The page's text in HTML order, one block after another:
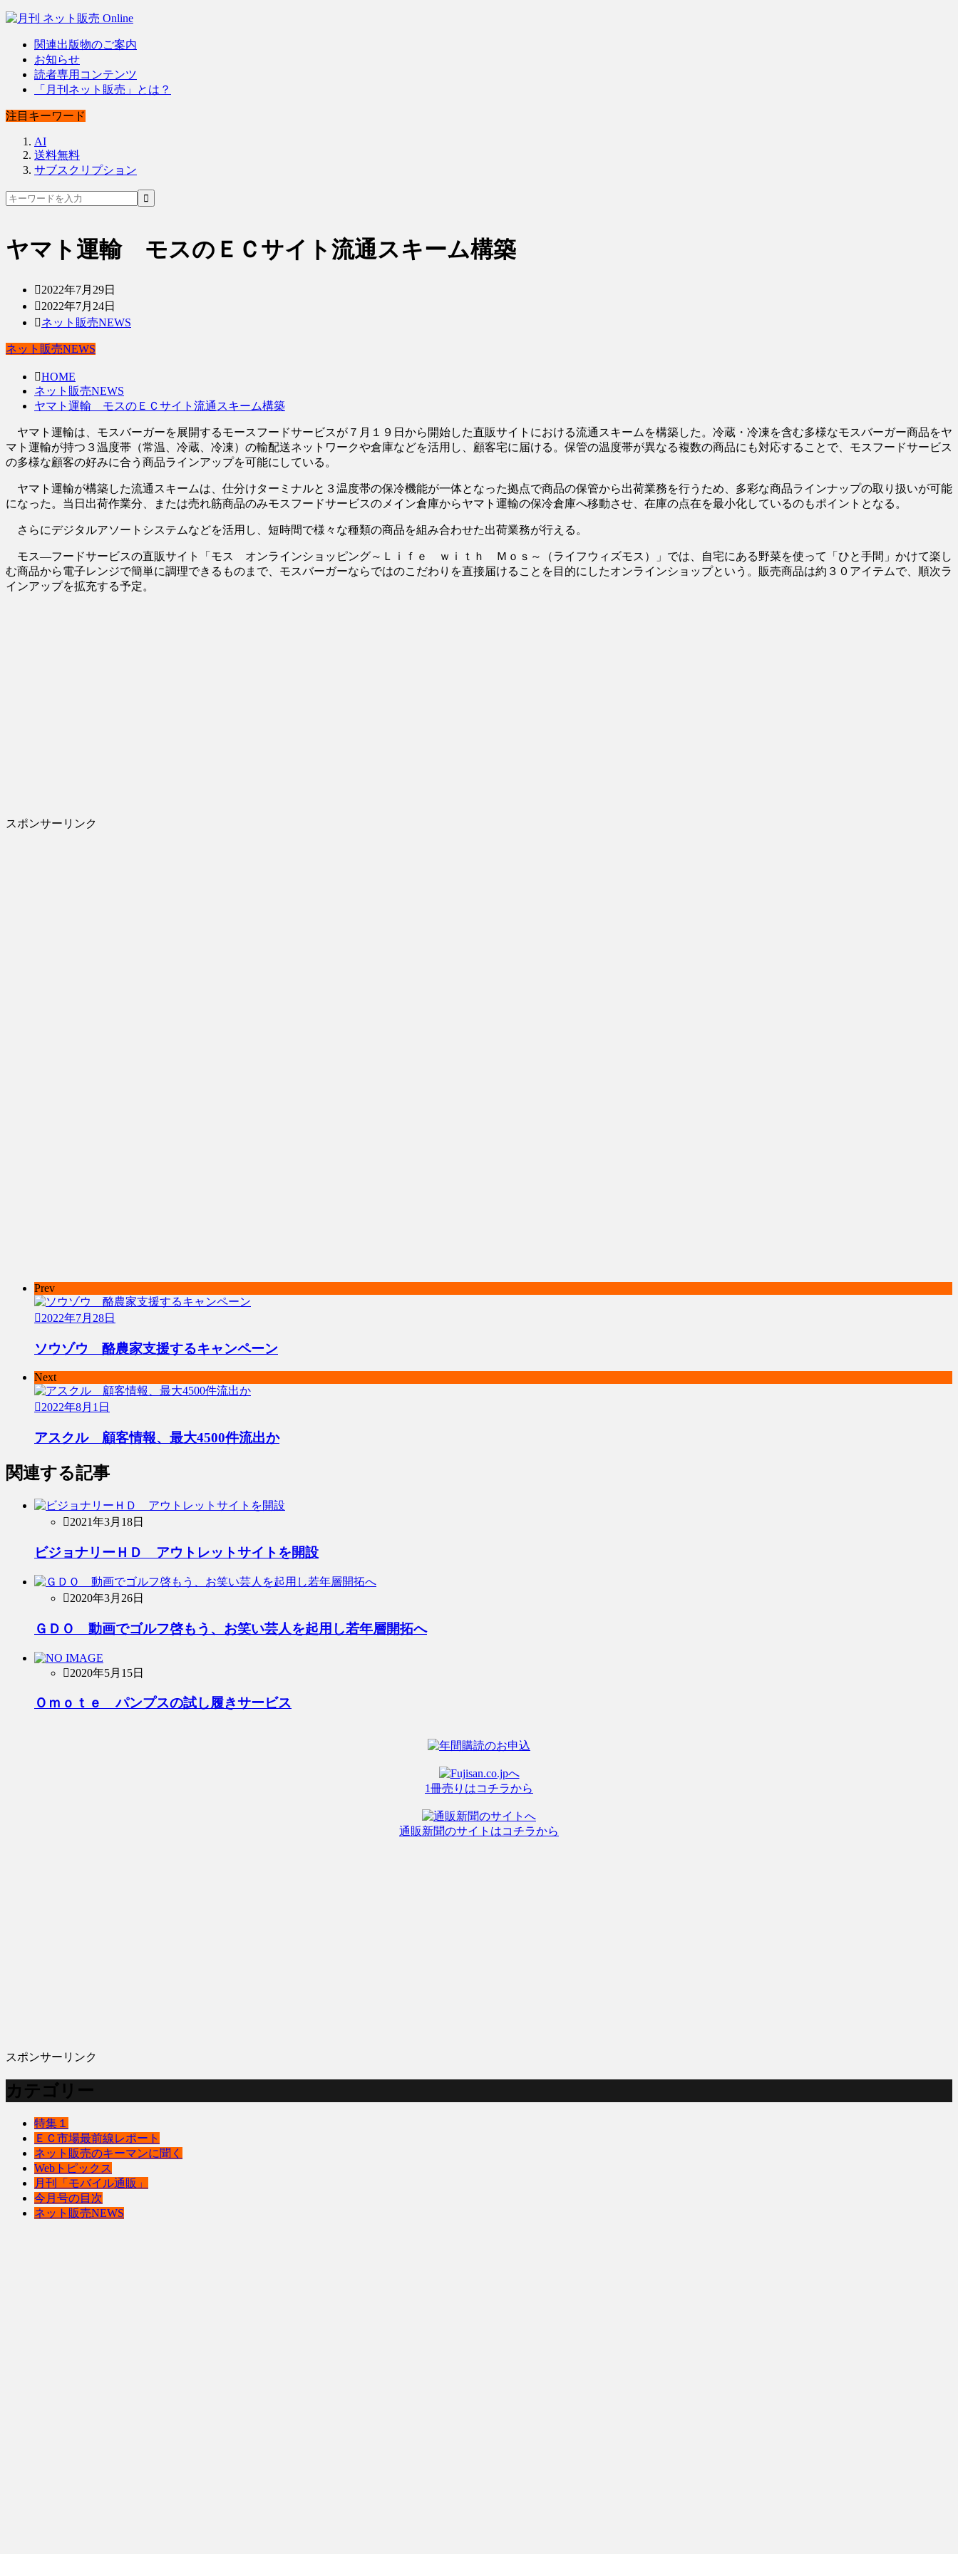
関連出版物のご案内
お知らせ
読者専用コンテンツ
「月刊ネット販売」とは？
注目キーワード
AI
送料無料
サブスクリプション
ヤマト運輸 モスのＥＣサイト流通スキーム構築
2022年7月29日
2022年7月24日
ネット販売NEWS
ネット販売NEWS
HOME
ネット販売NEWS
ヤマト運輸 モスのＥＣサイト流通スキーム構築
ヤマト運輸は、モスバーガーを展開するモースフードサービスが７月１９日から開始した直販サイトにおける流通スキームを構築した。冷蔵・冷凍を含む多様なモスバーガー商品をヤ
マト運輸が持つ３温度帯（常温、冷蔵、冷凍）の輸配送ネットワークや倉庫などを活用し、顧客宅に届ける。保管の温度帯が異なる複数の商品にも対応することで、モスフードサービス
の多様な顧客の好みに合う商品ラインアップを可能にしている。
ヤマト運輸が構築した流通スキームは、仕分けターミナルと３温度帯の保冷機能が一体となった拠点で商品の保管から出荷業務を行うため、多彩な商品ラインナップの取り扱いが可能
になった。当日出荷作業分、または売れ筋商品のみモスフードサービスのメイン倉庫からヤマト運輸の保冷倉庫へ移動させ、在庫の点在を最小化しているのもポイントとなる。
さらにデジタルアソートシステムなどを活用し、短時間で様々な種類の商品を組み合わせた出荷業務が行える。
モス―フードサービスの直販サイト「モス オンラインショッピング～Ｌｉｆｅ ｗｉｔｈ Ｍｏｓ～（ライフウィズモス）」では、自宅にある野菜を使って「ひと手間」かけて楽し
む商品から電子レンジで簡単に調理できるものまで、モスバーガーならではのこだわりを直接届けることを目的にしたオンラインショップという。販売商品は約３０アイテムで、順次ラ
インアップを拡充する予定。
スポンサーリンク
Prev
2022年7月28日
ソウゾウ 酪農家支援するキャンペーン
Next
2022年8月1日
アスクル 顧客情報、最大4500件流出か
関連する記事
2021年3月18日
ビジョナリーＨＤ アウトレットサイトを開設
2020年3月26日
ＧＤＯ 動画でゴルフ啓もう、お笑い芸人を起用し若年層開拓へ
2020年5月15日
Ｏｍｏｔｅ パンプスの試し履きサービス
1冊売りはコチラから
通販新聞のサイトはコチラから
スポンサーリンク
カテゴリー
特集１
ＥＣ市場最前線レポート
ネット販売のキーマンに聞く
Webトピックス
月刊「モバイル通販」
今月号の目次
ネット販売NEWS